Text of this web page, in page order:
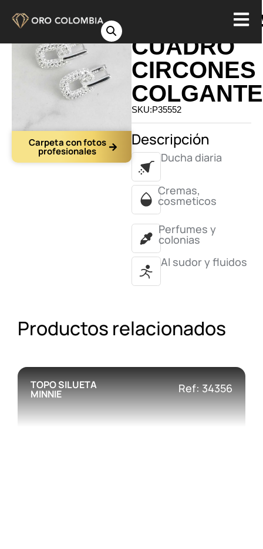
Carpeta con fotos
profesionales
CUADRO
CIRCONES
COLGANTE
SKU:P35552
Descripción
Ducha diaria
Cremas,
cosmeticos
Perfumes y
colonias
Al sudor y fluidos
Productos relacionados
TOPO SILUETA
MINNIE Ref: 34356